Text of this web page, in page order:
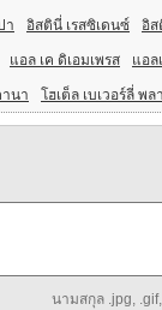
า อิสตินี่ เรสซิเดนซ์ อิ
แอล เค ดิเอมเพรส แอล
านา โฮเต็ล เบเวอร์ลี่ พล
นามสกุล .jpg,